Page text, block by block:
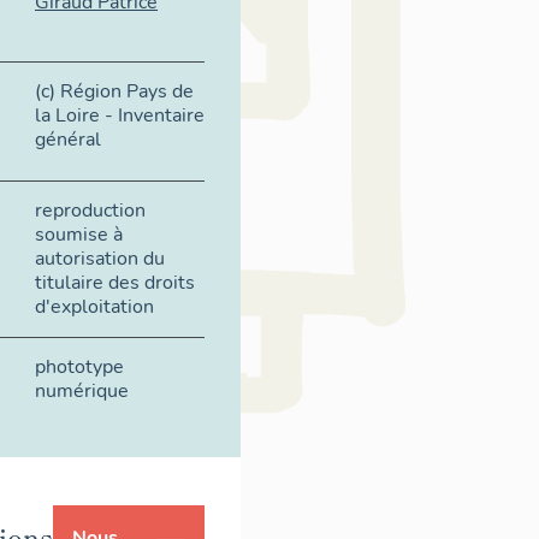
(c) Région Pays de
la Loire - Inventaire
général
reproduction
soumise à
autorisation du
titulaire des droits
d'exploitation
phototype
numérique